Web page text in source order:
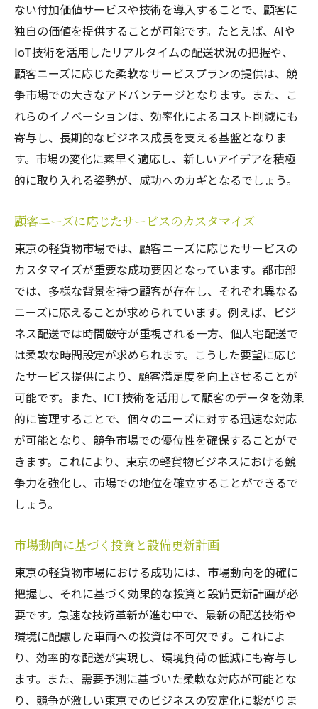
ない付加価値サービスや技術を導入することで、顧客に
独自の価値を提供することが可能です。たとえば、AIや
IoT技術を活用したリアルタイムの配送状況の把握や、
顧客ニーズに応じた柔軟なサービスプランの提供は、競
争市場での大きなアドバンテージとなります。また、こ
れらのイノベーションは、効率化によるコスト削減にも
寄与し、長期的なビジネス成長を支える基盤となりま
す。市場の変化に素早く適応し、新しいアイデアを積極
的に取り入れる姿勢が、成功へのカギとなるでしょう。
顧客ニーズに応じたサービスのカスタマイズ
東京の軽貨物市場では、顧客ニーズに応じたサービスの
カスタマイズが重要な成功要因となっています。都市部
では、多様な背景を持つ顧客が存在し、それぞれ異なる
ニーズに応えることが求められています。例えば、ビジ
ネス配送では時間厳守が重視される一方、個人宅配送で
は柔軟な時間設定が求められます。こうした要望に応じ
たサービス提供により、顧客満足度を向上させることが
可能です。また、ICT技術を活用して顧客のデータを効果
的に管理することで、個々のニーズに対する迅速な対応
が可能となり、競争市場での優位性を確保することがで
きます。これにより、東京の軽貨物ビジネスにおける競
争力を強化し、市場での地位を確立することができるで
しょう。
市場動向に基づく投資と設備更新計画
東京の軽貨物市場における成功には、市場動向を的確に
把握し、それに基づく効果的な投資と設備更新計画が必
要です。急速な技術革新が進む中で、最新の配送技術や
環境に配慮した車両への投資は不可欠です。これによ
り、効率的な配送が実現し、環境負荷の低減にも寄与し
ます。また、需要予測に基づいた柔軟な対応が可能とな
り、競争が激しい東京でのビジネスの安定化に繋がりま